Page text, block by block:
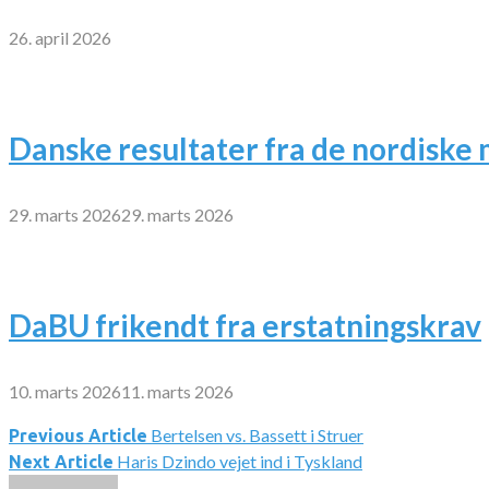
26. april 2026
Danske resultater fra de nordiske
29. marts 202629. marts 2026
DaBU frikendt fra erstatningskrav
10. marts 202611. marts 2026
Indlægsnavigation
Previous Article Bertelsen vs. Bassett i Struer
Next Article Haris Dzindo vejet ind i Tyskland